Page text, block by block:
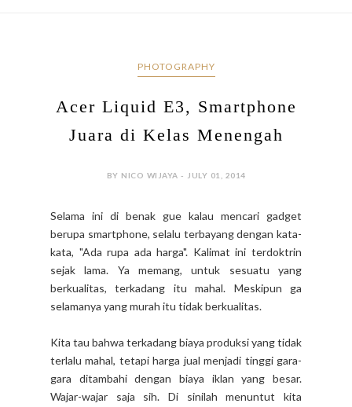
PHOTOGRAPHY
Acer Liquid E3, Smartphone
Juara di Kelas Menengah
BY NICO WIJAYA - JULY 01, 2014
Selama ini di benak gue kalau mencari gadget
berupa smartphone, selalu terbayang dengan kata-
kata, "Ada rupa ada harga". Kalimat ini terdoktrin
sejak lama. Ya memang, untuk sesuatu yang
berkualitas, terkadang itu mahal. Meskipun ga
selamanya yang murah itu tidak berkualitas.
Kita tau bahwa terkadang biaya produksi yang tidak
terlalu mahal, tetapi harga jual menjadi tinggi gara-
gara ditambahi dengan biaya iklan yang besar.
Wajar-wajar saja sih. Di sinilah menuntut kita